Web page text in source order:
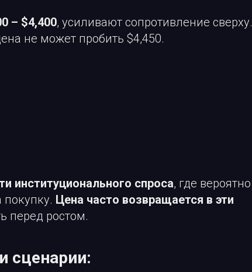
– $4,400, усиливают сопротивление сверху.
не может пробить $4,450.
институционального спроса, где вероятно
Цена часто возвращается в эти
перед ростом.
сценарии: